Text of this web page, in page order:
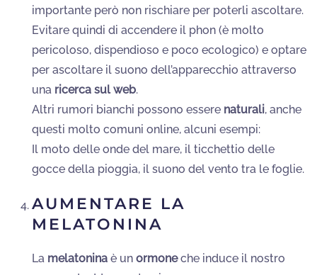
importante però non rischiare per poterli ascoltare.
Evitare quindi di accendere il phon (è molto
pericoloso, dispendioso e poco ecologico) e optare
per ascoltare il suono dell’apparecchio attraverso
una ricerca sul web.
Altri rumori bianchi possono essere naturali, anche
questi molto comuni online, alcuni esempi:
Il moto delle onde del mare, il ticchettio delle
gocce della pioggia, il suono del vento tra le foglie.
AUMENTARE LA
MELATONINA
La melatonina è un ormoneche induce il nostro